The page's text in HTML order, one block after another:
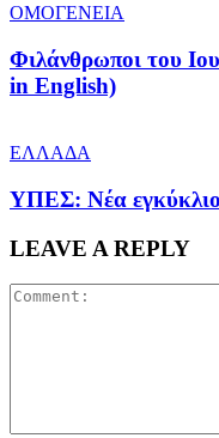
ΟΜΟΓΕΝΕΙΑ
Φιλάνθρωποι του
in English)
ΕΛΛΑΔΑ
ΥΠΕΣ: Νέα
LEAVE A REPLY